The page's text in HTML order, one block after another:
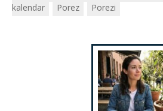
kalendar
Porez Porezi